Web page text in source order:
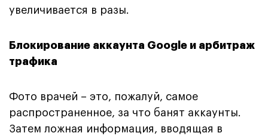
увеличивается в разы.
Блокирование аккаунта Google и арбитраж
трафика
Фото врачей – это, пожалуй, самое
распространенное, за что банят аккаунты.
Затем ложная информация, вводящая в